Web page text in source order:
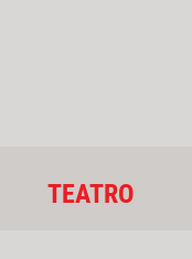
TEATRO